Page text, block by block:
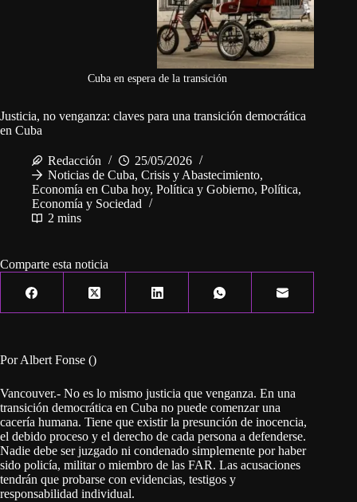
Cuba en espera de la transición
Justicia, no venganza: claves para una transición democrática
en Cuba
Redacción
25/05/2026
Noticias de Cuba, Crisis y Abastecimiento,
Economía en Cuba hoy, Política y Gobierno, Política,
Economía y Sociedad
2 mins
Comparte esta noticia
Por Albert Fonse ()
Vancouver.- No es lo mismo justicia que venganza. En una
transición democrática en Cuba no puede comenzar una
cacería humana. Tiene que existir la presunción de inocencia,
el debido proceso y el derecho de cada persona a defenderse.
Nadie debe ser juzgado ni condenado simplemente por haber
sido policía, militar o miembro de las FAR. Las acusaciones
tendrán que probarse con evidencias, testigos y
responsabilidad individual.